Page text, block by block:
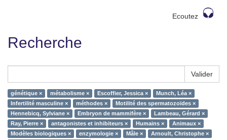
Ecoutez
Recherche
Valider
génétique × métabolisme × Escoffier, Jessica ×
Munch, Léa ×
Infertilité masculine ×
méthodes ×
Motilité des spermatozoïdes ×
Hennebicq, Sylviane ×
Embryon de mammifère ×
Lambeau, Gérard ×
Ray, Pierre ×
antagonistes et inhibiteurs × Humains ×
Animaux ×
Modèles biologiques ×
enzymologie × Mâle ×
Arnoult, Christophe ×